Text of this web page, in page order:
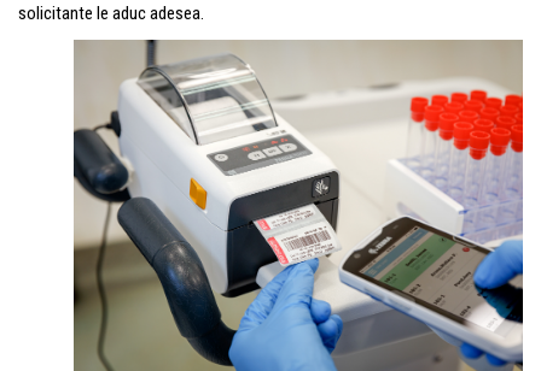
solicitante le aduc adesea.